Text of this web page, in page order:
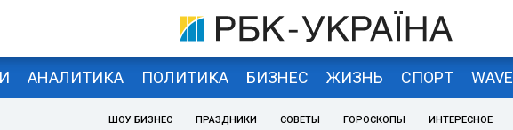
АНАЛИТИКА ПОЛИТИКА БИЗНЕС ЖИЗНЬ СПОРТ WAVE
ШОУ БИЗНЕС ПРАЗДНИКИ СОВЕТЫ ГОРОСКОПЫ ИНТЕРЕСНОЕ